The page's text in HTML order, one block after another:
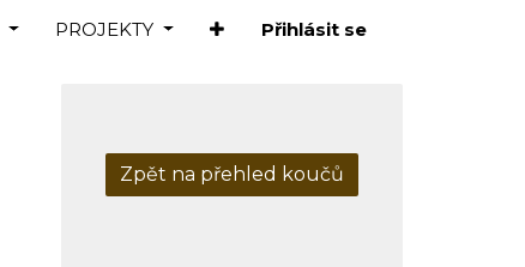
PROJEKTY Přihlásit se
Zpět na přehled koučů